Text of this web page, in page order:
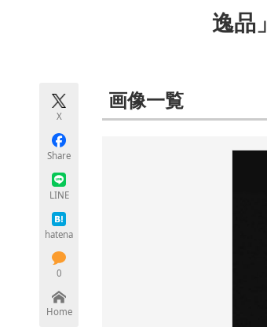
モノづくり技術者専門サイト
逸品」
X
Share
LINE
hatena
0
Home
画像一覧